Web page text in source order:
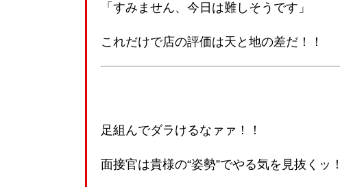
「すみません、今日は難しそうです」
これだけで店の評価は天と地の差だ！！
足組んでダラけるなァァ！！
面接官は貴様の“姿勢”でやる気を見抜くッ！